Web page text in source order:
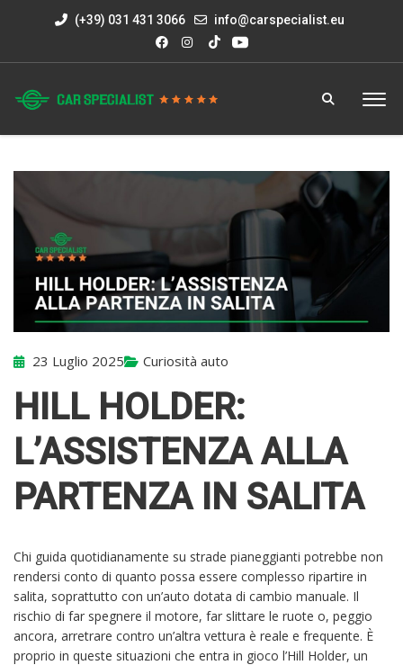
(+39) 031 431 3066 info@carspecialist.eu
23 Luglio 2025 Curiosità auto
HILL HOLDER:
L’ASSISTENZA ALLA
PARTENZA IN SALITA
Chi guida quotidianamente su strade pianeggianti potrebbe non
rendersi conto di quanto possa essere complesso ripartire in
salita, soprattutto con un’auto dotata di cambio manuale. Il
rischio di far spegnere il motore, far slittare le ruote o, peggio
ancora, arretrare contro un’altra vettura è reale e frequente. È
proprio in queste situazioni che entra in gioco l’Hill Holder, un